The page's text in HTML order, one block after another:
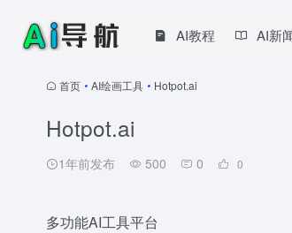
AI教程 AI新
首页 • AI绘画工具 • Hotpot.ai
Hotpot.ai
1年前发布 500 0 0
多功能AI工具平台